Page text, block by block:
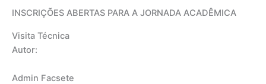
INSCRIÇÕES ABERTAS PARA A JORNADA ACADÊMICA
Visita Técnica
Autor:
Admin Facsete